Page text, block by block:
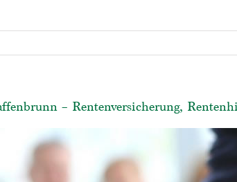
– Rentenversicherung,